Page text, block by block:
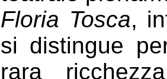
Floria Tosca,
si distingue
rara